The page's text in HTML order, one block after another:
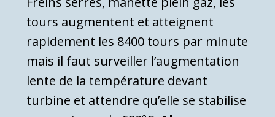
tours augmentent et atteignent
rapidement les 8400 tours par minute
mais il faut surveiller l’augmentation
lente de la température devant
turbine et attendre qu’elle se stabilise